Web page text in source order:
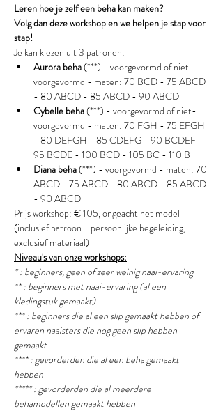
Leren hoe je zelf een beha kan maken?
Volg dan deze workshop en we helpen je stap voor
stap!
Je kan kiezen uit 3 patronen:
Aurora beha (***) - voorgevormd of niet-
voorgevormd - maten: 70 BCD - 75 ABCD
- 80 ABCD - 85 ABCD - 90 ABCD
Cybelle beha (***) - voorgevormd of niet-
voorgevormd - maten: 70 FGH - 75 EFGH
- 80 DEFGH - 85 CDEFG - 90 BCDEF -
95 BCDE - 100 BCD - 105 BC - 110 B
Diana beha (***) - voorgevormd - maten: 70
ABCD - 75 ABCD - 80 ABCD - 85 ABCD
- 90 ABCD
Prijs workshop: € 105, ongeacht het model
(inclusief patroon + persoonlijke begeleiding,
exclusief materiaal)
Niveau's van onze workshops:
* : beginners, geen of zeer weinig naai-ervaring
** : beginners met naai-ervaring (al een
kledingstuk gemaakt)
*** : beginners die al een slip gemaakt hebben of
ervaren naaisters die nog geen slip hebben
gemaakt
**** : gevorderden die al een beha gemaakt
hebben
***** : gevorderden die al meerdere
behamodellen gemaakt hebben